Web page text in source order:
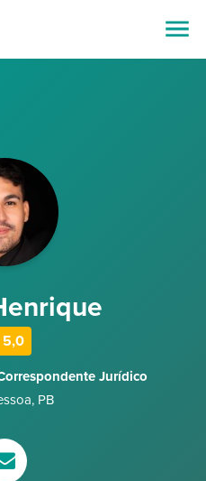
5,0
Jurídico
, PB